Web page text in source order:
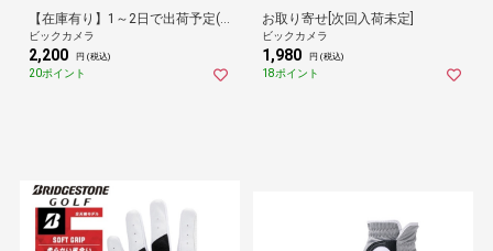
【在庫有り】1～2日で出荷予定(日付指定可)
ビックカメラ
2,200 円 (税込)
20ポイント
お取り寄せ[次回入荷未定]
ビックカメラ
1,980 円 (税込)
18ポイント